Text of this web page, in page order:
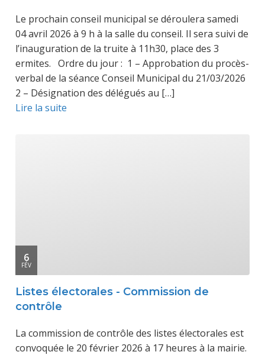
Le prochain conseil municipal se déroulera samedi
04 avril 2026 à 9 h à la salle du conseil. Il sera suivi de
l’inauguration de la truite à 11h30, place des 3
ermites. Ordre du jour : 1 – Approbation du procès-
verbal de la séance Conseil Municipal du 21/03/2026
2 – Désignation des délégués au […]
Lire la suite
6
FÉV
Listes électorales - Commission de
contrôle
La commission de contrôle des listes électorales est
convoquée le 20 février 2026 à 17 heures à la mairie.